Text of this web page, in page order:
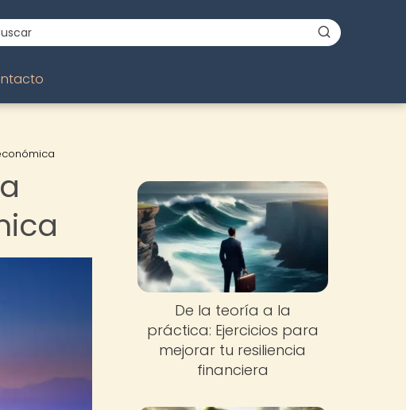
De la teoría a la
práctica: Ejercicios para
mejorar tu resiliencia
financiera